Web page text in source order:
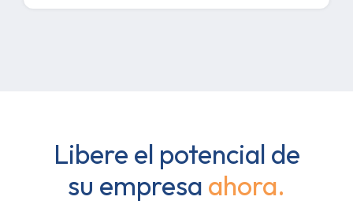
Libere el potencial de
su empresa ahora.